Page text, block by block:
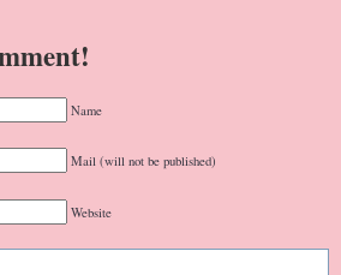
Name
Mail (will not be published)
Website